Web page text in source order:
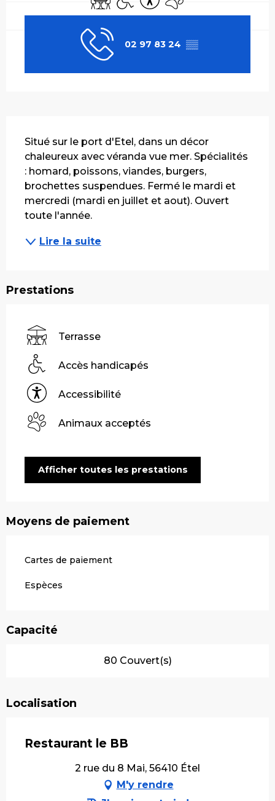
02 97 83 24 ▒▒
Situé sur le port d'Etel, dans un décor
chaleureux avec véranda vue mer. Spécialités
: homard, poissons, viandes, burgers,
brochettes suspendues. Fermé le mardi et
mercredi (mardi en juillet et aout). Ouvert
toute l'année.
Lire la suite
Prestations
Terrasse
Accès handicapés
Accessibilité
Animaux acceptés
Afficher toutes les prestations
Moyens de paiement
Cartes de paiement
Espèces
Capacité
80 Couvert(s)
Localisation
Restaurant le BB
2 rue du 8 Mai, 56410 Étel
M'y rendre